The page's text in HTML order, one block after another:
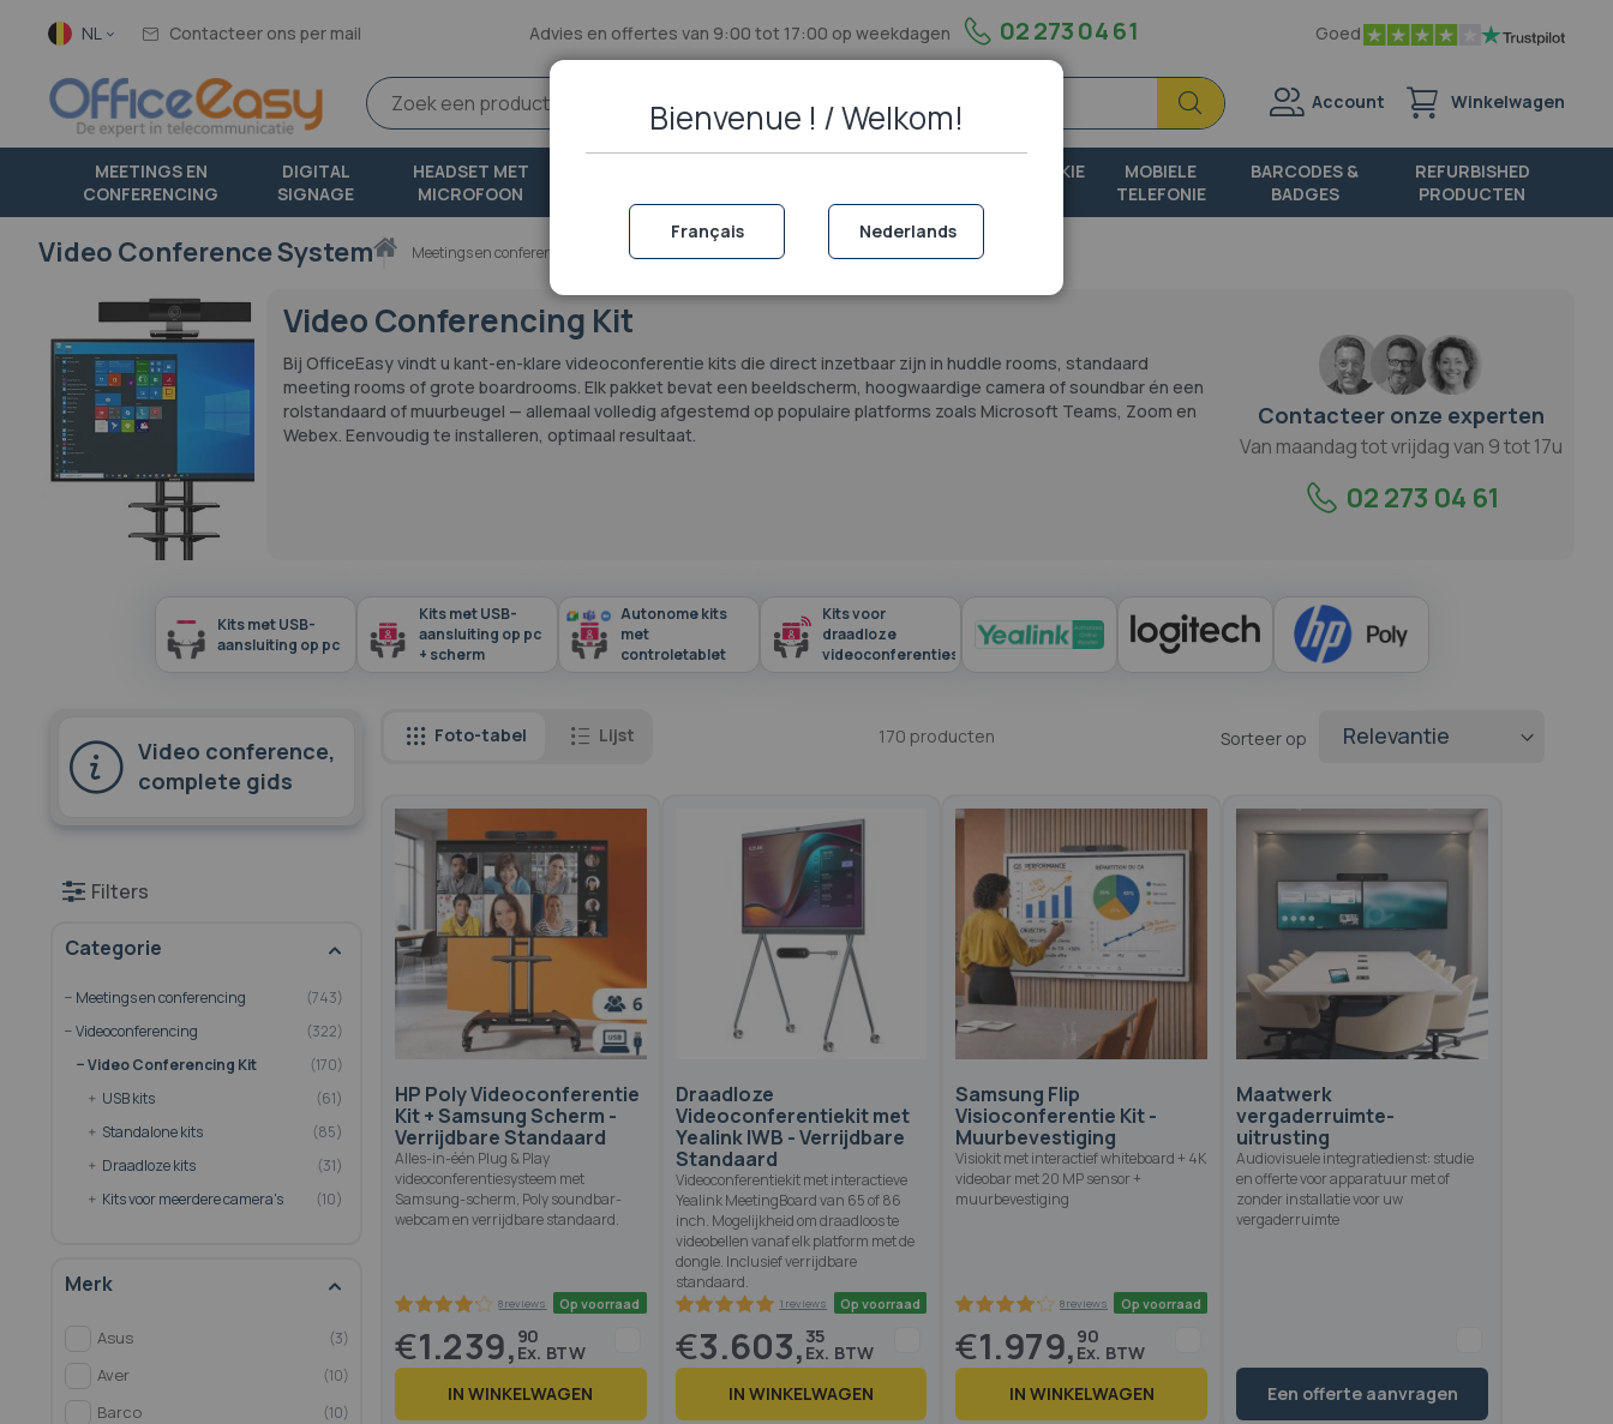
Taal NL Contacteer ons per mail Advies en offertes van 9:00 tot 17:00 op weekdagen 02 273 04 61 Goed
Zoek
Zoek
Account Winkelwagen
MEETINGS EN
CONFERENCING
DIGITAL
SIGNAGE
HEADSET MET
MICROFOON
PORTOFOON EN WALKIE
MOBIELE
TELEFONIE
BARCODES &
BADGES
REFURBISHED
PRODUCTEN
Thuismeetings en conferencing Videoconferencing Video Conferencing Kit
Video Conference System
Video Conferencing Kit
Bij OfficeEasy vindt u kant-en-klare videoconferentie kits die direct inzetbaar zijn in huddle rooms, standaard
meeting rooms of grote boardrooms. Elk pakket bevat een beeldscherm, hoogwaardige camera of soundbar én een
rolstandaard of muurbeugel — allemaal volledig afgestemd op populaire platforms zoals Microsoft Teams, Zoom en
Webex. Eenvoudig te installeren, optimaal resultaat.
Contacteer onze experten
Van maandag tot vrijdag van 9 tot 17u
02 273 04 61
Kits met USB-
aansluiting op pc
Kits met USB-
aansluiting op pc
+ scherm
Autonome kits
met
controletablet
Kits voor
draadloze
videoconferenties
Foto-tabel Lijst 170 producten Sorteer op
HP Poly Videoconferentie
Kit + Samsung Scherm -
Verrijdbare Standaard
Alles-in-één Plug & Play
videoconferentiesysteem met
Samsung-scherm, Poly soundbar-
webcam en verrijdbare standaard.
€1.239, 90
IN WINKELWAGEN
Draadloze
Videoconferentiekit met
Yealink IWB - Verrijdbare
Standaard
Videoconferentiekit met interactieve
Yealink MeetingBoard van 65 of 86
inch. Mogelijkheid om draadloos te
videobellen vanaf elk platform met de
dongle. Inclusief verrijdbare
standaard.
€3.603, 35
IN WINKELWAGEN
Samsung Flip
Visioconferentie Kit -
Muurbevestiging
Visiokit met interactief whiteboard + 4K
videobar met 20 MP sensor +
muurbevestiging
€1.979, 90
IN WINKELWAGEN
Maatwerk
vergaderruimte-
uitrusting
Audiovisuele integratiedienst: studie
en offerte voor apparatuur met of
zonder installatie voor uw
vergaderruimte
Een offerte aanvragen
Video conference,
complete gids
Filters
Categorie
Meetings en conferencing
743
Videoconferencing
322
Video Conferencing Kit
170
USB kits
61product
Standalone kits
85product
Draadloze kits
31product
Kits voor meerdere camera's
10product
Merk
Asus 3
Aver 10
Barco 10
Bienvenue ! / Welkom!
Français Nederlands